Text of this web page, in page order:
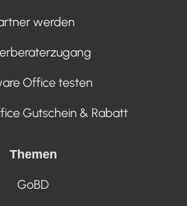
werden
Office testen
Gutschein & Rabatt
Themen
GoBD